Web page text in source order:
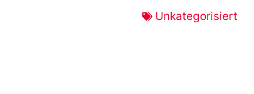
Unkategorisiert